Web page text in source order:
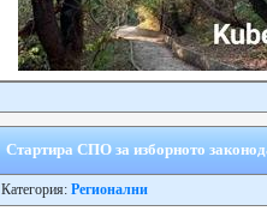
Стартира СПО за изборното
Категория: Регионални